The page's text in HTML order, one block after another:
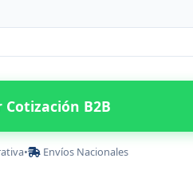
B2B
• Envíos Nacionales